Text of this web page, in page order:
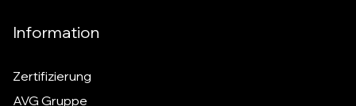
Information
Zertifizierung
AVG Gruppe